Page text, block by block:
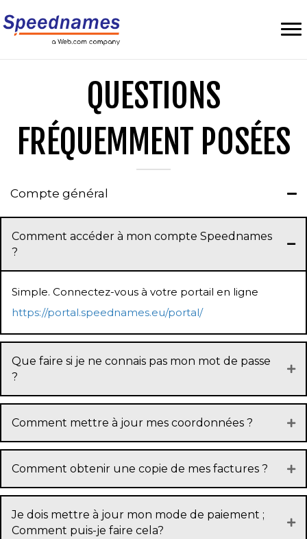
QUESTIONS
FRÉQUEMMENT POSÉES
Compte général
Comment accéder à mon compte Speednames
?
Simple. Connectez-vous à votre portail en ligne
https://portal.speednames.eu/portal/
Que faire si je ne connais pas mon mot de passe
?
Comment mettre à jour mes coordonnées ?
Comment obtenir une copie de mes factures ?
Je dois mettre à jour mon mode de paiement ;
Comment puis-je faire cela?